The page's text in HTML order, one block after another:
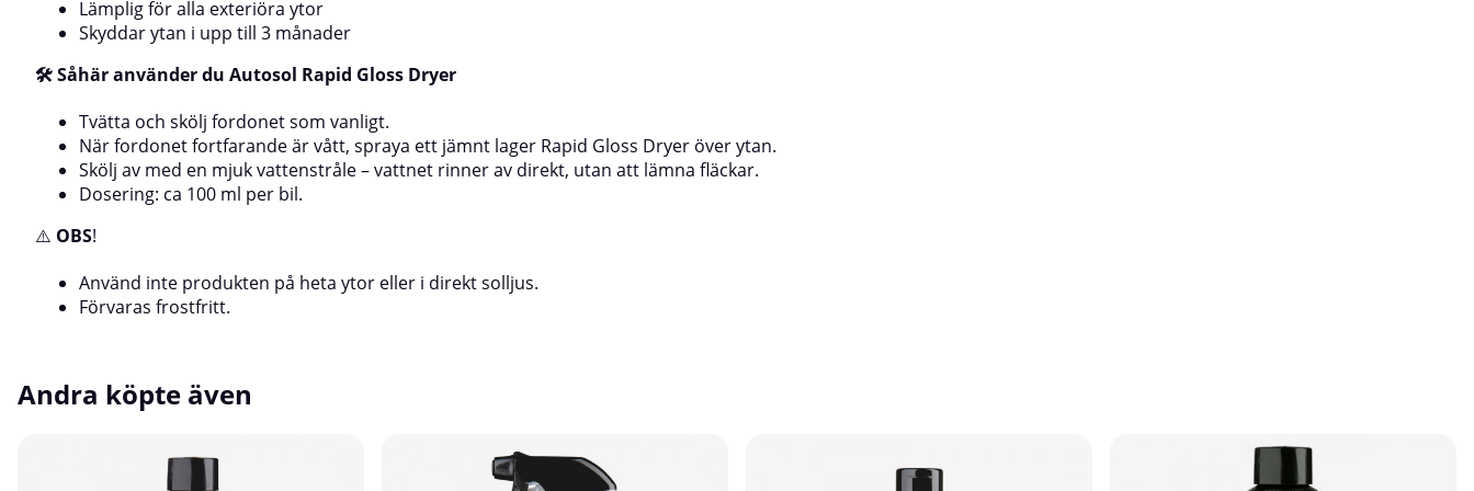
Lämplig för alla exteriöra ytor
Skyddar ytan i upp till 3 månader
🛠️ Såhär använder du Autosol Rapid Gloss Dryer
Tvätta och skölj fordonet som vanligt.
När fordonet fortfarande är vått, spraya ett jämnt lager Rapid Gloss Dryer över ytan.
Skölj av med en mjuk vattenstråle – vattnet rinner av direkt, utan att lämna fläckar.
Dosering: ca 100 ml per bil.
⚠️ OBS!
Använd inte produkten på heta ytor eller i direkt solljus.
Förvaras frostfritt.
Andra köpte även